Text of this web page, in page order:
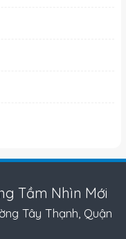
Tầm Nhìn Mới
Tây Thạnh, Quận